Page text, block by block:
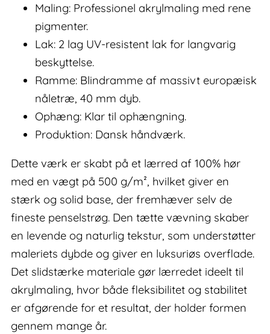
Maling: Professionel akrylmaling med rene
pigmenter.
Lak: 2 lag UV-resistent lak for langvarig
beskyttelse.
Ramme: Blindramme af massivt europæisk
nåletræ, 40 mm dyb.
Ophæng: Klar til ophængning.
Produktion: Dansk håndværk.
Dette værk er skabt på et lærred af 100% hør
med en vægt på 500 g/m², hvilket giver en
stærk og solid base, der fremhæver selv de
fineste penselstrøg. Den tætte vævning skaber
en levende og naturlig tekstur, som understøtter
maleriets dybde og giver en luksuriøs overflade.
Det slidstærke materiale gør lærredet ideelt til
akrylmaling, hvor både fleksibilitet og stabilitet
er afgørende for et resultat, der holder formen
gennem mange år.